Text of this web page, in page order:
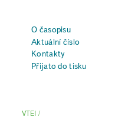
O časopisu
Aktuální číslo
Kontakty
Přijato do tisku
VTEI /